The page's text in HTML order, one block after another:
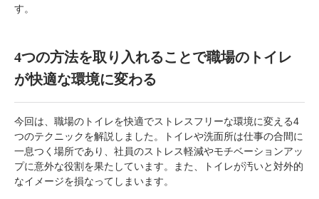
す。
4つの方法を取り入れることで職場のトイレ
が快適な環境に変わる
今回は、職場のトイレを快適でストレスフリーな環境に変える4
つのテクニックを解説しました。トイレや洗面所は仕事の合間に
一息つく場所であり、社員のストレス軽減やモチベーションアッ
プに意外な役割を果たしています。また、トイレが汚いと対外的
なイメージを損なってしまいます。